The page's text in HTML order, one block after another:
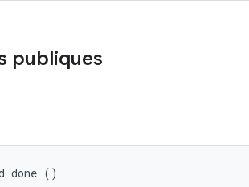
publiques
done ()